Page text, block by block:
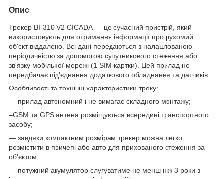
Опис
Трекер BI-310 V2 CICADA — це сучасний пристрій, який
використовують для отримання інформації про рухомий
об'єкт віддалено. Всі дані передаються з налаштованою
періодичністю за допомогою супутникового стеження або
зв'язку мобільної мережі (1 SIM-картки). Цей прилад не
передбачає під'єднання додаткового обладнання та датчиків.
Особливості та технічні характеристики треку:
— прилад автономний і не вимагає складного монтажу;
–GSM та GPS антена розміщується всередині транспортного
засобу;
— завдяки компактним розмірам трекер можна легко
розмістити в причепі або авто для прихованого стеження за
об'єктом;
— потужний акумулятор слугуватиме не менш ніж 3 роки з